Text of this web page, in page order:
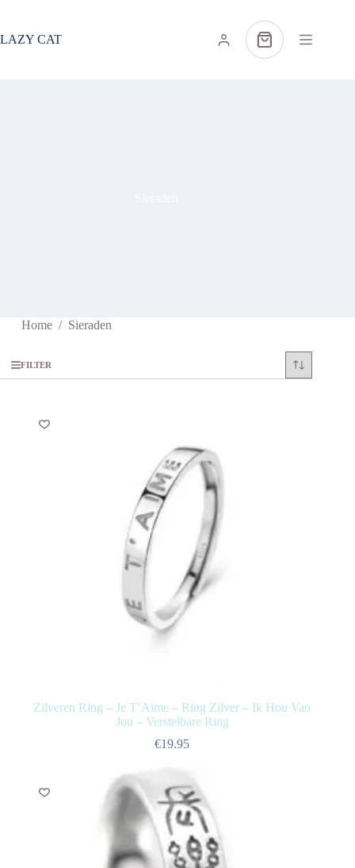
de
LAZY CAT Winkelwagen
Home / Sieraden
FILTER
Zilveren Ring – Je T’Aime – Ring Zilver – Ik Hou Van
Jou – Verstelbare Ring
€19.95